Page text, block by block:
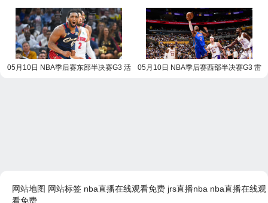
05月10日 NBA季后赛东部半决赛G3 活
05月10日 NBA季后赛西部半决赛G3 雷
网站地图 网站标签 nba直播在线观看免费 jrs直播nba nba直播在线观
看免费